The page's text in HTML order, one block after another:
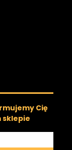
Cię
sklepie